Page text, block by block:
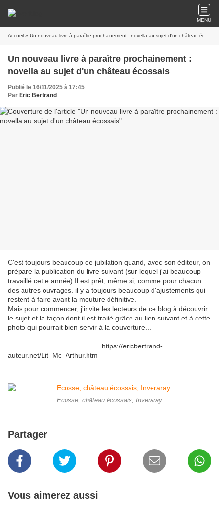
MENU
Accueil » Un nouveau livre à paraître prochainement : novella au sujet d'un château écossais
Un nouveau livre à paraître prochainement :
novella au sujet d'un château écossais
Publié le 16/11/2025 à 17:45
Par Eric Bertrand
C'est toujours beaucoup de jubilation quand, avec son éditeur, on
prépare la publication du livre suivant (sur lequel j'ai beaucoup
travaillé cette année) Il est prêt, même si, comme pour chacun
des autres ouvrages, il y a toujours beaucoup d'ajustements qui
restent à faire avant la mouture définitive.
Mais pour commencer, j'invite les lecteurs de ce blog à découvrir
le sujet et la façon dont il est traité grâce au lien suivant et à cette
photo qui pourrait bien servir à la couverture...
https://ericbertrand-
auteur.net/Lit_Mc_Arthur.htm
Ecosse; château écossais; Inveraray
Partager
Vous aimerez aussi